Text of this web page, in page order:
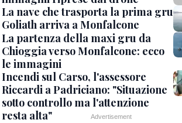
La nave che trasporta la prima gru
Goliath arriva a Monfalcone
La partenza della maxi gru da
Chioggia verso Monfalcone: ecco
le immagini
Incendi sul Carso, l'assessore
Riccardi a Padriciano: "Situazione
sotto controllo ma l'attenzione
resta alta"